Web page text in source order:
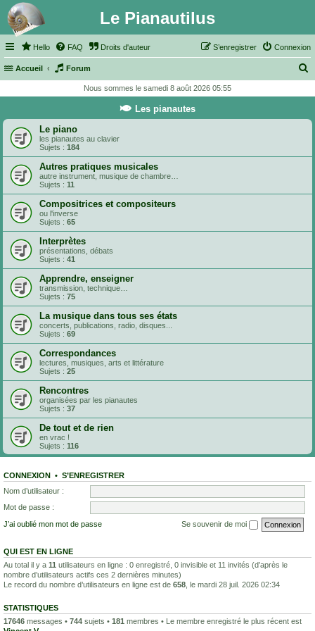
Le Pianautilus
Hello FAQ Droits d'auteur Connexion
S’enregistrer
Accueil Forum
h
Nous sommes le samedi 8 août 2026 05:55
Les pianautes
Le piano
les pianautes au clavier
Sujets : 184
Autres pratiques musicales
autre instrument, musique de chambre…
Sujets : 11
Compositrices et compositeurs
ou l'inverse
Sujets : 65
Interprètes
présentations, débats
Sujets : 41
Apprendre, enseigner
transmission, technique…
Sujets : 75
La musique dans tous ses états
concerts, publications, radio, disques...
Sujets : 69
Correspondances
lectures, musiques, arts et littérature
Sujets : 25
Rencontres
organisées par les pianautes
Sujets : 37
De tout et de rien
en vrac !
Sujets : 116
CONNEXION • S’ENREGISTRER
Nom d’utilisateur :
Mot de passe :
J’ai oublié mon mot de passe
Se souvenir de moi
QUI EST EN LIGNE
Au total il y a 11 utilisateurs en ligne : 0 enregistré, 0 invisible et 11 invités (d’après le
nombre d’utilisateurs actifs ces 2 dernières minutes)
Le record du nombre d’utilisateurs en ligne est de 658 , le mardi 28 juil. 2026 02:34
STATISTIQUES
17646 messages • 744 sujets • 181 membres • Le membre enregistré le plus récent est